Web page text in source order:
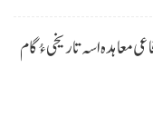
معاہدہ اسہ تاریخی ءُ گام